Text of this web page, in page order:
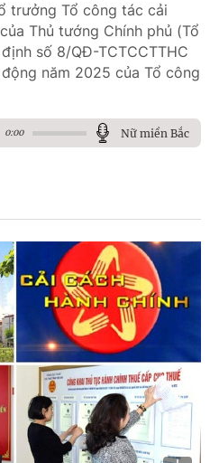
trưởng Tổ công tác cải
Thủ tướng Chính phủ (Tổ
số 8/QĐ-TCTCCTTHC
năm 2025 của Tổ công
0:00 Nữ miền Bắc